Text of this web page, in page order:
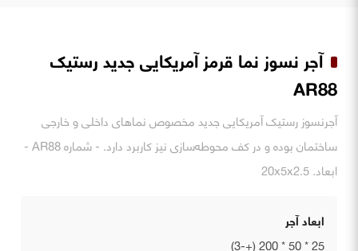
آجر نسوز نما قرمز آمریکایی جدید رستیک
AR88
آجرنسوز رستیک آمریکایی جدید مخصوص نماهای داخلی و خارجی
ساختمان بوده و در کف محوطه‌سازی نیز کاربرد دارد. - شماره AR88 -
ابعاد. 20x5x2.5
ابعاد آجر
25 * 50 * 200 (+-3)